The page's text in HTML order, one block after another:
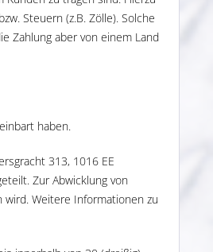
Steuern (z.B. Zölle). Solche
Zahlung aber von einem Land
haben.
313, 1016 EE
Zur Abwicklung von
Weitere Informationen zu